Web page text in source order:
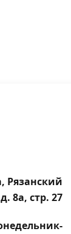
Рязанский
8а, стр. 27